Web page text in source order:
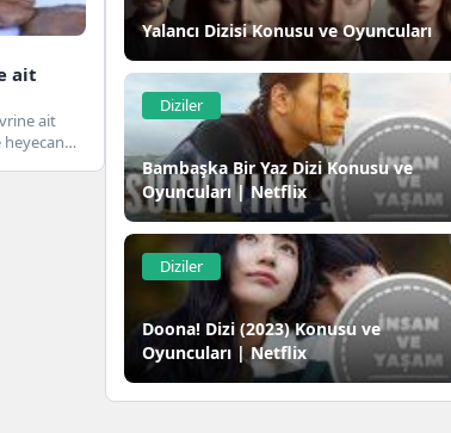
ait
ait
heyecan
Yalancı Dizisi Konusu ve Oyuncuları
Diziler
Bambaşka Bir Yaz Dizi Konusu ve
Oyuncuları | Netflix
Diziler
Doona! Dizi (2023) Konusu ve
Oyuncuları | Netflix